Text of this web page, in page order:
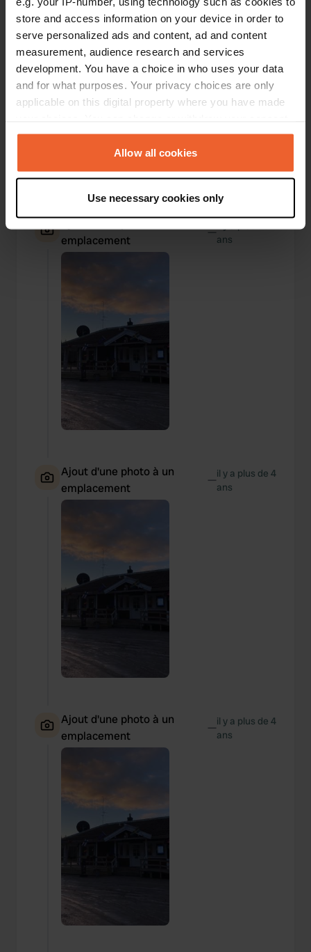
store and access information on your device in order to
serve personalized ads and content, ad and content
measurement, audience research and services
development. You have a choice in who uses your data
and for what purposes. Your privacy choices are only
applicable on this digital property where you have made
any time from the Cookie Declaration or by clicking on
the Privacy trigger icon.
Collect information about your geographical location
which can be accurate to within several meters
Identify your device by actively scanning it for
specific characteristics (fingerprinting)
We use cookies to personalise content and ads, to
provide social media features and to analyse our traffic.
We also share information about your use of our site with
provided to them or that they’ve collected from your use
of their services.
Allow all cookies
Use necessary cookies only
emplacement
—ans
Ajout d'une photo à un
emplacement
—il y a plus de 4
ans
Ajout d'une photo à un
emplacement
—il y a plus de 4
ans